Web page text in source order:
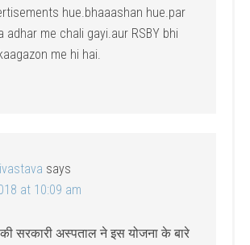
hue.bhaaashan hue.par
adhar me chali gayi.aur RSBY bhi
me hi hai.
says
at 10:09 am
सरकारी अस्पताल ने इस योजना के बारे